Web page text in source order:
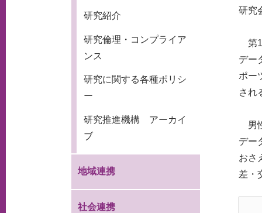
研究紹介
研究倫理・コンプライア
ンス
研究に関する各種ポリシ
ー
研究推進機構 アーカイ
ブ
地域連携
社会連携
研究
第1
デー
ポー
され
男
デー
おさ
差・